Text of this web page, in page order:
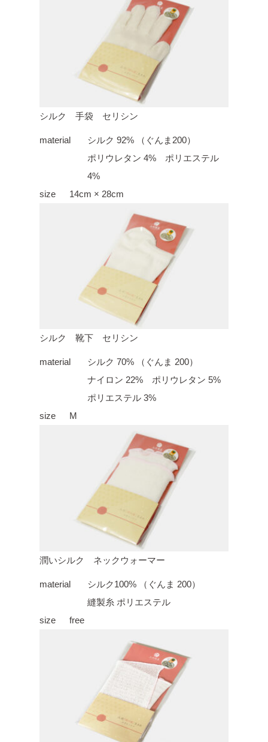
シルク 手袋 セリシン
material
シルク 92% （ぐんま200）
ポリウレタン 4% ポリエステル
4%
size
14cm × 28cm
シルク 靴下 セリシン
material
シルク 70% （ぐんま 200）
ナイロン 22% ポリウレタン 5%
ポリエステル 3%
size
M
潤いシルク ネックウォーマー
material
シルク100% （ぐんま 200）
縫製糸 ポリエステル
size
free